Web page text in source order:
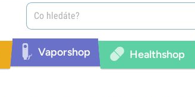
Vaporshop Healthshop